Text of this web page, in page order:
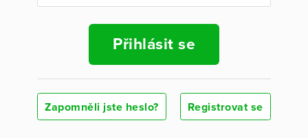
Přihlásit se
Zapomněli jste heslo? Registrovat se